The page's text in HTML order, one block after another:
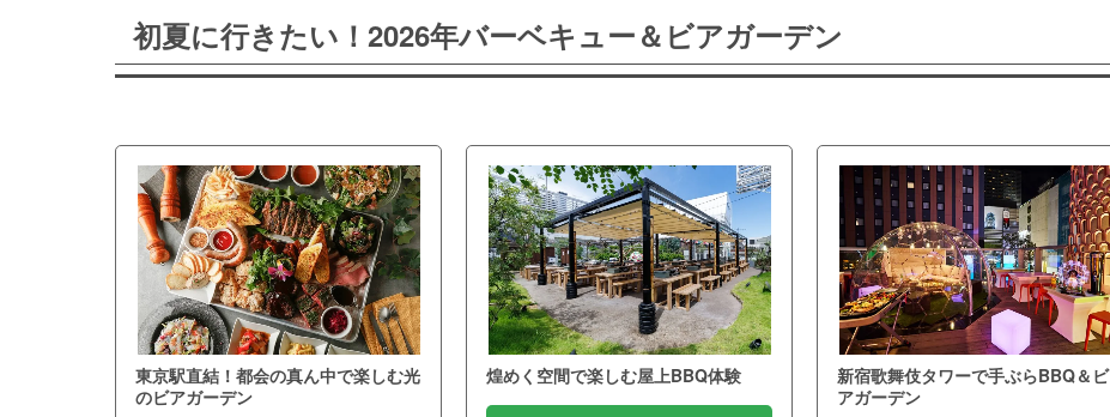
初夏に行きたい！2026年バーベキュー＆ビアガーデン
東京駅直結！都会の真ん中で楽しむ光
のビアガーデン
煌めく空間で楽しむ屋上BBQ体験
新宿歌舞伎タワーで手ぶらBBQ＆ビ
アガーデン